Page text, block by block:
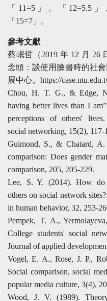
「11=5」、「12=5.5
「15=7」。
參考文獻
蔡岷哲（2019 年 12 月 26
念頭：談使用臉書時的社
展中心。https://
Chou, H. T. G., & Edge,
having better lives than I
perceptions of others'
social networking, 15(2), 117-
Guimond, S., & Chatard,
comparison: Does gender
comparison, 205, 205-229.
Lee, S. Y. (2014). How do
others on social network
in human behavior, 32, 253-
Pempek, T. A.,
College students' social
Journal of applied
Vogel, E. A., Rose, J. P.,
Social comparison, social
popular media culture, 3(4),
Wood, J. V. (1989).